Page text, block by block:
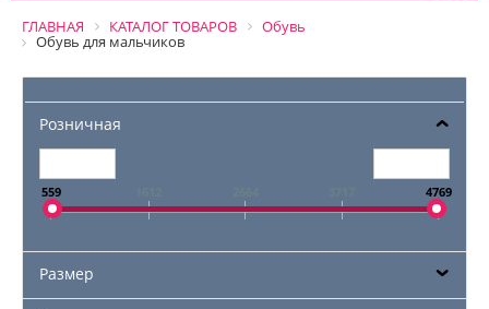
ГЛАВНАЯ КАТАЛОГ ТОВАРОВ
Обувь
Обувь для мальчиков
Розничная
559 4769
Размер